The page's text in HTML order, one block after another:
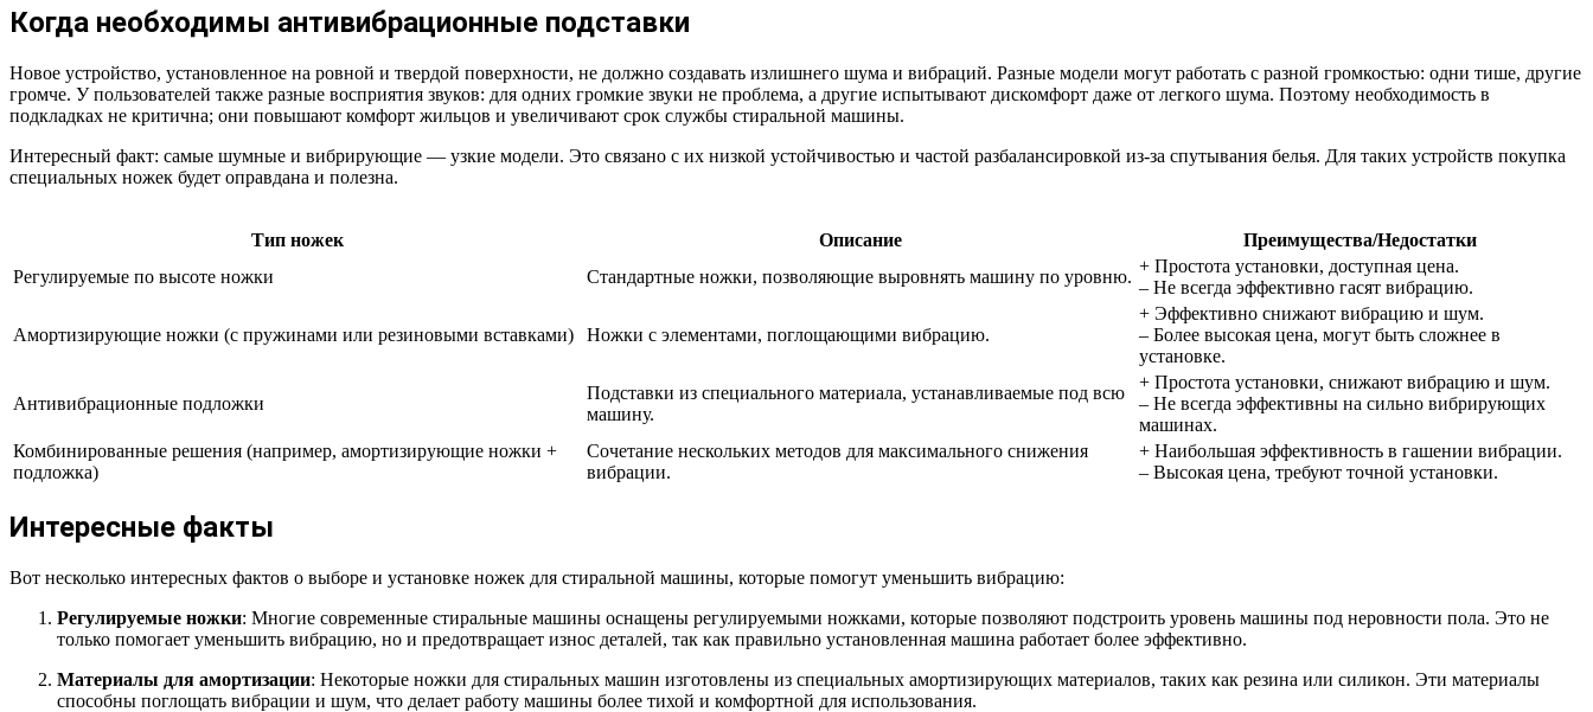
Когда необходимы антивибрационные подставки
Новое устройство, установленное на ровной и твердой поверхности, не должно создавать излишнего шума и вибраций. Разные модели могут работать с разной громкостью: одни тише, другие
громче. У пользователей также разные восприятия звуков: для одних громкие звуки не проблема, а другие испытывают дискомфорт даже от легкого шума. Поэтому необходимость в
подкладках не критична; они повышают комфорт жильцов и увеличивают срок службы стиральной машины.
Интересный факт: самые шумные и вибрирующие — узкие модели. Это связано с их низкой устойчивостью и частой разбалансировкой из-за спутывания белья. Для таких устройств покупка
специальных ножек будет оправдана и полезна.
Тип ножек Описание
Преимущества/Недостатки
Регулируемые по высоте ножки
Стандартные ножки, позволяющие выровнять машину по уровню.
+ Простота установки, доступная цена.
– Не всегда эффективно гасят вибрацию.
Амортизирующие ножки (с пружинами или резиновыми вставками) Ножки с элементами, поглощающими вибрацию.
+ Эффективно снижают вибрацию и шум.
– Более высокая цена, могут быть сложнее в
установке.
Антивибрационные подложки
Подставки из специального материала, устанавливаемые под всю
машину.
+ Простота установки, снижают вибрацию и шум.
– Не всегда эффективны на сильно вибрирующих
машинах.
Комбинированные решения (например, амортизирующие ножки +
подложка)
Сочетание нескольких методов для максимального снижения
вибрации.
+ Наибольшая эффективность в гашении вибрации.
– Высокая цена, требуют точной установки.
Интересные факты
Вот несколько интересных фактов о выборе и установке ножек для стиральной машины, которые помогут уменьшить вибрацию:
Регулируемые ножки: Многие современные стиральные машины оснащены регулируемыми ножками, которые позволяют подстроить уровень машины под неровности пола. Это не
только помогает уменьшить вибрацию, но и предотвращает износ деталей, так как правильно установленная машина работает более эффективно.
Материалы для амортизации: Некоторые ножки для стиральных машин изготовлены из специальных амортизирующих материалов, таких как резина или силикон. Эти материалы
способны поглощать вибрации и шум, что делает работу машины более тихой и комфортной для использования.